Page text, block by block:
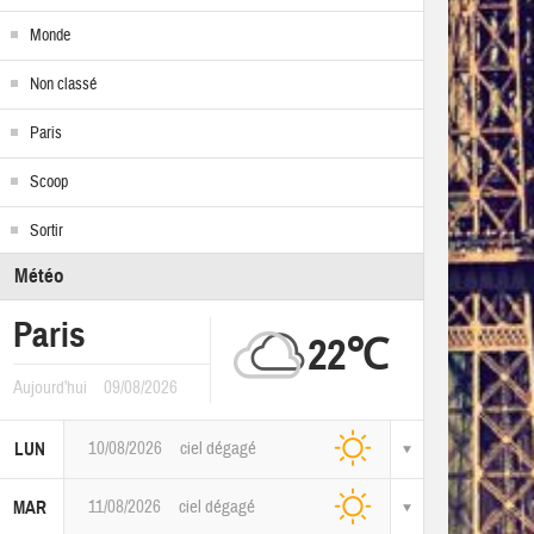
Monde
Non classé
Paris
Scoop
Sortir
Météo
Paris
Aujourd'hui 09/08/2026
22℃
LUN 10/08/2026 ciel dégagé
MAR 11/08/2026 ciel dégagé